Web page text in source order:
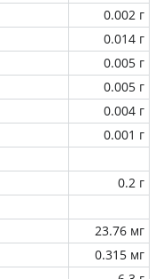
0.002 г
0.014 г
0.005 г
0.005 г
0.004 г
0.001 г
0.2 г
23.76 мг
0.315 мг